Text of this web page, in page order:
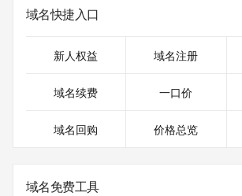
域名快捷入口
新人权益 域名注册
域名续费 一口价
域名回购 价格总览
域名免费工具